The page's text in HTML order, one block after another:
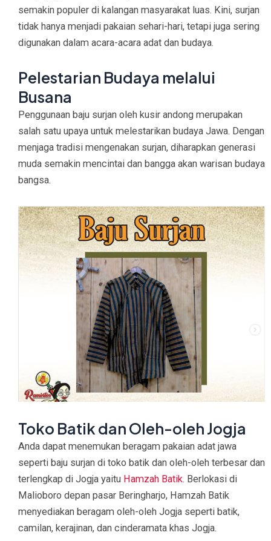
semakin populer di kalangan masyarakat luas. Kini, surjan
tidak hanya menjadi pakaian sehari-hari, tetapi juga sering
digunakan dalam acara-acara adat dan budaya.
Pelestarian Budaya melalui
Busana
Penggunaan baju surjan oleh kusir andong merupakan
salah satu upaya untuk melestarikan budaya Jawa. Dengan
menjaga tradisi mengenakan surjan, diharapkan generasi
muda semakin mencintai dan bangga akan warisan budaya
bangsa.
Toko Batik dan Oleh-oleh Jogja
Anda dapat menemukan beragam pakaian adat jawa
seperti baju surjan di toko batik dan oleh-oleh terbesar dan
terlengkap di Jogja yaitu Hamzah Batik. Berlokasi di
Malioboro depan pasar Beringharjo, Hamzah Batik
menyediakan beragam oleh-oleh Jogja seperti batik,
camilan, kerajinan, dan cinderamata khas Jogja.